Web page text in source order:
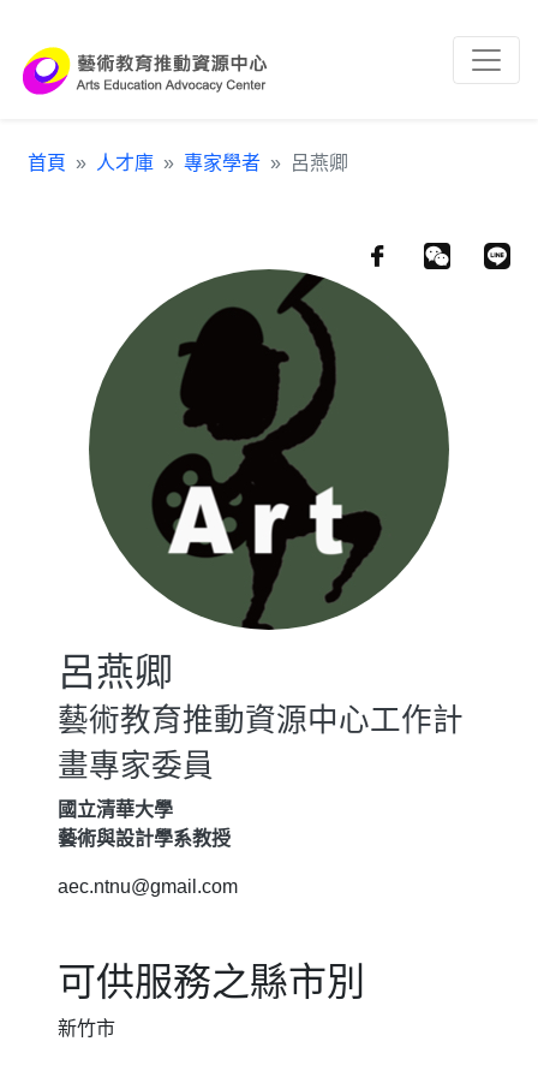
首頁 人才庫 專家學者 呂燕卿
呂燕卿
藝術教育推動資源中心工作計
畫專家委員
國立清華大學
藝術與設計學系教授
aec.ntnu@gmail.com
可供服務之縣市別
新竹市